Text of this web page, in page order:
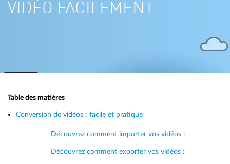
VIDÉO FACILEMENT
Table des matières
Conversion de vidéos : facile et pratique
Découvrez comment importer vos vidéos :
Découvrez comment exporter vos vidéos :